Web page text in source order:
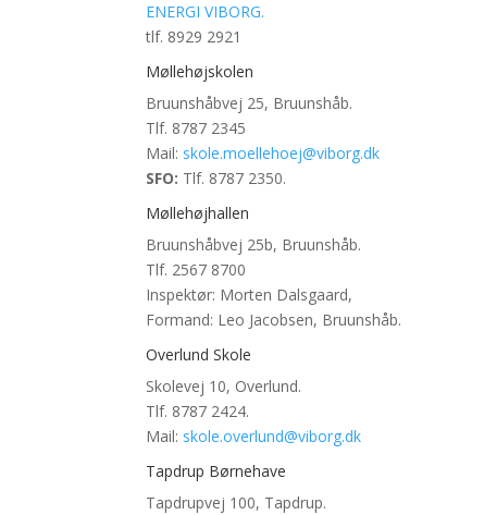
ENERGI VIBORG.
tlf. 8929 2921
Møllehøjskolen
Bruunshåbvej 25, Bruunshåb.
Tlf. 8787 2345
Mail: skole.moellehoej@viborg.dk
SFO: Tlf. 8787 2350.
Møllehøjhallen
Bruunshåbvej 25b, Bruunshåb.
Tlf. 2567 8700
Inspektør: Morten Dalsgaard,
Formand: Leo Jacobsen, Bruunshåb.
Overlund Skole
Skolevej 10, Overlund.
Tlf. 8787 2424.
Mail: skole.overlund@viborg.dk
Tapdrup Børnehave
Tapdrupvej 100, Tapdrup.